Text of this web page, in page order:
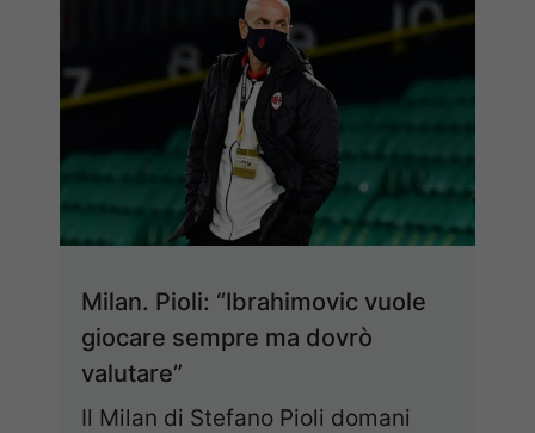
Milan. Pioli: “Ibrahimovic vuole
giocare sempre ma dovrò
valutare”
Il Milan di Stefano Pioli domani